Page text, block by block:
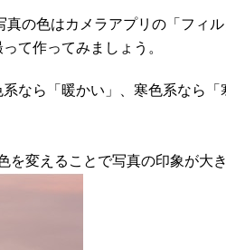
の色はカメラアプリの「フィ
て作ってみましょう。
なら「暖かい」、寒色系なら
変えることで写真の印象が大